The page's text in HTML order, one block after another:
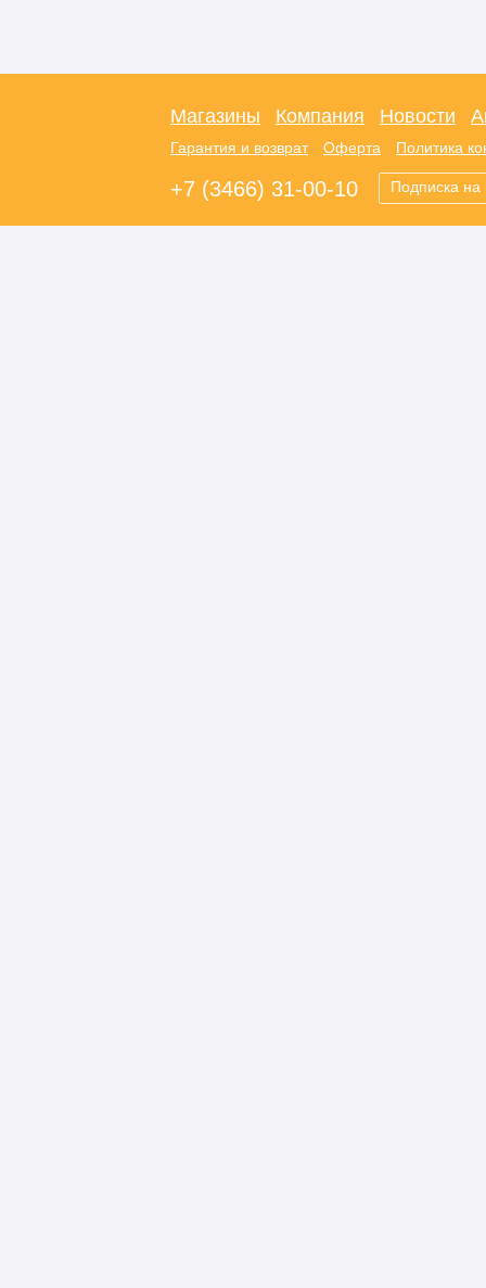
Магазины Компания Новости
Гарантия и возврат Оферта Политика
+7 (3466) 31-00-10 Подписка на